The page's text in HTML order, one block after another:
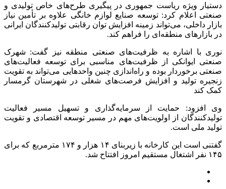
دستیار ویژه ریاست جمهوری در پیگیری طرح‌های خاص تولیدی و
صنعتی اعلام کرد: توسعه صنایع لوازم خانگی علاوه بر تأمین نیاز
بازار داخلی، می‌تواند زمینه افزایش توان رقابتی تولیدکنندگان ایرانی
در بازارهای منطقه‌ای را فراهم کند.
نوری با اشاره به ظرفیت‌های صنعتی منطقه نیز گفت: شهرک
صنعتی ایوانکی از ظرفیت‌های مناسبی برای توسعه فعالیت‌های
صنعتی برخوردار بوده و راه‌اندازی چنین واحدهایی می‌تواند به تقویت
زنجیره تولید و افزایش فرصت‌های شغلی در شهرستان گرمسار
کمک کند
وی افزود: حمایت از سرمایه‌گذاری و تسهیل مسیر فعالیت
تولیدکنندگان از اولویت‌های مهم در مسیر توسعه اقتصادی و تقویت
تولید ملی است.
گفتنی است این کارخانه با زیربنای ۱۴ هزار و ۱۷۴ مترمربع که برای
۱۴۵ نفر اشتغال مستقیم امروز افتتاح شد.